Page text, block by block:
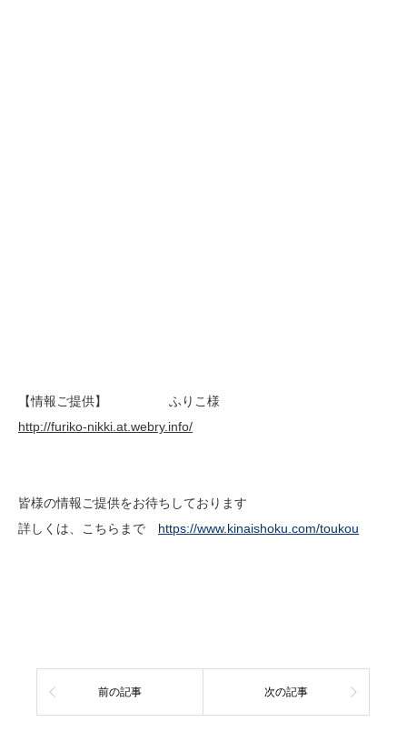
【情報ご提供】 ふりこ様
http://furiko-nikki.at.webry.info/
皆様の情報ご提供をお待ちしております
詳しくは、こちらまで https://www.kinaishoku.com/toukou
前の記事 次の記事